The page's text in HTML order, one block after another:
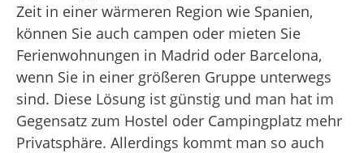
Zeit in einer wärmeren Region wie Spanien,
können Sie auch campen oder mieten Sie
Ferienwohnungen in Madrid oder Barcelona,
wenn Sie in einer größeren Gruppe unterwegs
sind. Diese Lösung ist günstig und man hat im
Gegensatz zum Hostel oder Campingplatz mehr
Privatsphäre. Allerdings kommt man so auch